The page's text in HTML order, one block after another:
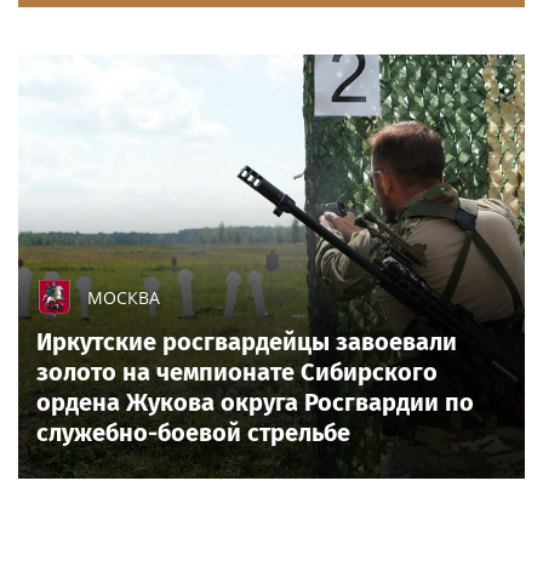
МОСКВА
Иркутские росгвардейцы завоевали
золото на чемпионате Сибирского
ордена Жукова округа Росгвардии по
служебно-боевой стрельбе